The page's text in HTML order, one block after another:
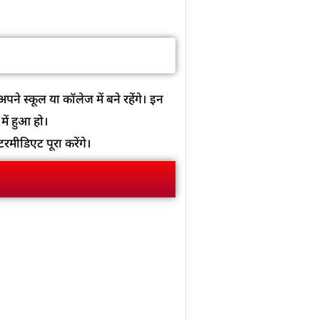
अपने स्कूल या कॉलेज में बने रहेंगे। इन
हुआ हो।
पूरा करेंगे।